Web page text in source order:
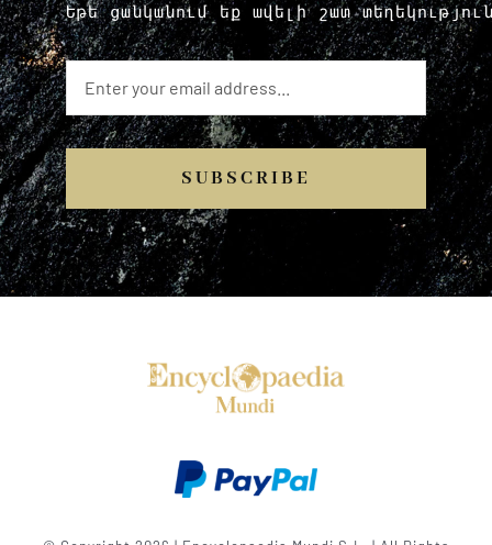
Եթե ​​ցանկանում եք ավելի շատ
SUBSCRIBE